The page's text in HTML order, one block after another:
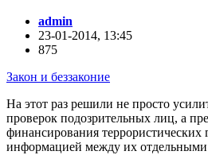
admin
23-01-2014, 13:45
875
Закон и беззаконие
На этот раз решили не просто
проверок подозрительных лиц, а
финансирования
информацией между их